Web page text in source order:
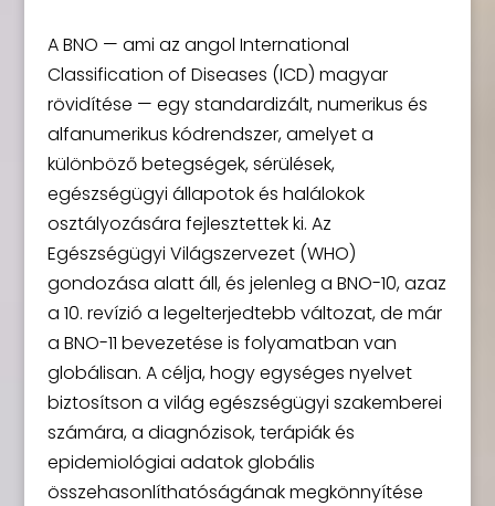
A BNO — ami az angol International
Classification of Diseases (ICD) magyar
rövidítése — egy standardizált, numerikus és
alfanumerikus kódrendszer, amelyet a
különböző betegségek, sérülések,
egészségügyi állapotok és halálokok
osztályozására fejlesztettek ki. Az
Egészségügyi Világszervezet (WHO)
gondozása alatt áll, és jelenleg a BNO-10, azaz
a 10. revízió a legelterjedtebb változat, de már
a BNO-11 bevezetése is folyamatban van
globálisan. A célja, hogy egységes nyelvet
biztosítson a világ egészségügyi szakemberei
számára, a diagnózisok, terápiák és
epidemiológiai adatok globális
összehasonlíthatóságának megkönnyítése